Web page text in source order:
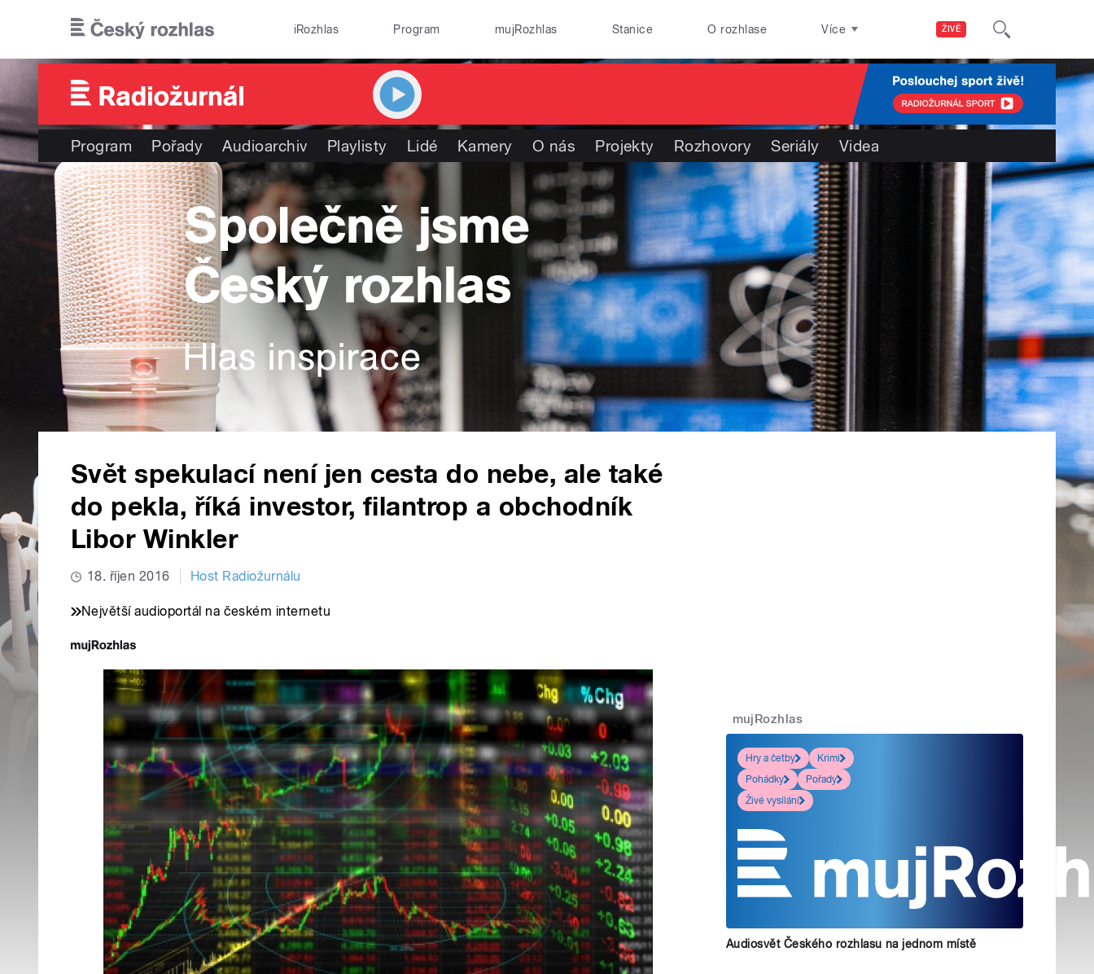
ŽIVĚ
iRozhlas Program mujRozhlas Stanice O rozhlase Více
Program Pořady Audioarchiv Playlisty Lidé Kamery O nás Projekty Rozhovory Seriály Videa
Svět spekulací není jen cesta do nebe, ale také
do pekla, říká investor, filantrop a obchodník
Libor Winkler
18. říjen 2016 Host Radiožurnálu
Největší audioportál na českém internetu
mujRozhlas
Hry a četby
Krimi
Pohádky
Pořady
Živé vysílání
Audiosvět Českého rozhlasu na jednom místě